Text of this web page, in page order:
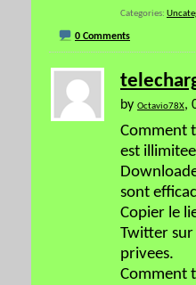
Categories
0 Comments
by Octavio78X,
Comment
est
sont
Copier le
Twitter sur
privees.
Comment